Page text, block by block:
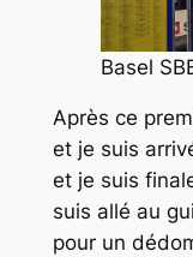
Basel
Après ce
et je suis
et je suis
suis allé au
pour un